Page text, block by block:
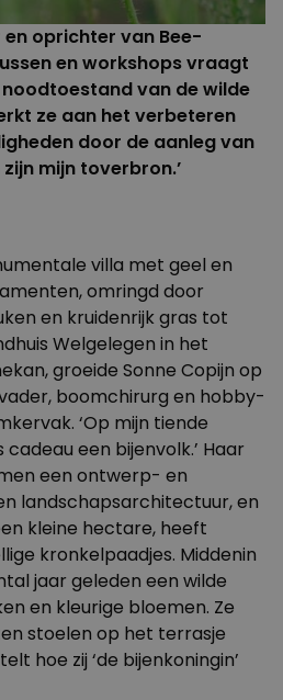
en oprichter van Bee-
en workshops vraagt
van de wilde
ze aan het verbeteren
door de aanleg van
zijn mijn toverbron.’
villa met geel en
omringd door
en kruidenrijk gras tot
Welgelegen in het
groeide Sonne Copijn op
boomchirurg en hobby-
‘Op mijn tiende
een bijenvolk.’ Haar
een ontwerp- en
landschapsarchitectuur, en
kleine hectare, heeft
kronkelpaadjes. Middenin
jaar geleden een wilde
en kleurige bloemen. Ze
stoelen op het terrasje
hoe zij ‘de bijenkoningin’